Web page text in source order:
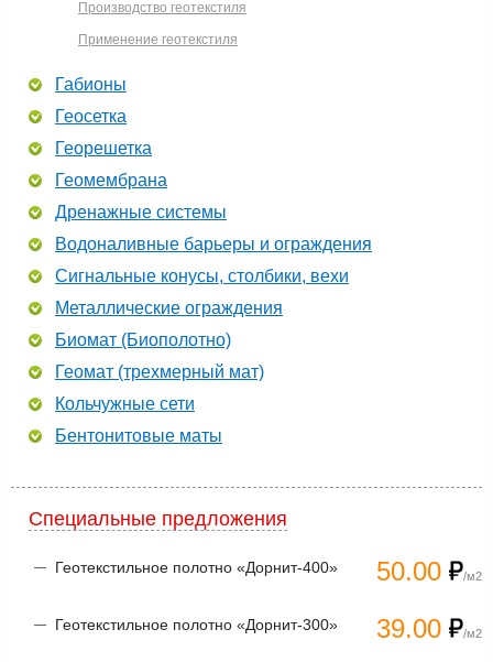
Производство геотекстиля
Применение геотекстиля
Габионы
Геосетка
Георешетка
Геомембрана
Дренажные системы
Водоналивные барьеры и ограждения
Сигнальные конусы, столбики, вехи
Металлические ограждения
Биомат (Биополотно)
Геомат (трехмерный мат)
Кольчужные сети
Бентонитовые маты
Специальные предложения
50.00 /м2
Геотекстильное полотно «Дорнит-400»
39.00 /м2
Геотекстильное полотно «Дорнит-300»